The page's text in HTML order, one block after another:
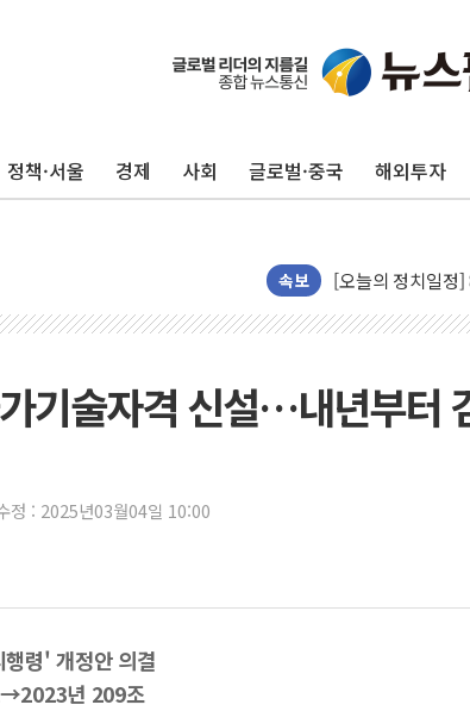
정책·서울 경제 사회 글로벌·중국 해외투자
속보
뉴욕증시, 유가·
[민주 당권주자 일
李대통령, 오늘
[오늘의 국회일정]
이란, 美·이스라
리투아니아 국방
구광모, 내주 실리
청와대, 북한 단
금값 7주 만에 최
기술자격 신설…내년부터
정 : 2025년03월04일 10:00
령' 개정안 의결
→2023년 209조